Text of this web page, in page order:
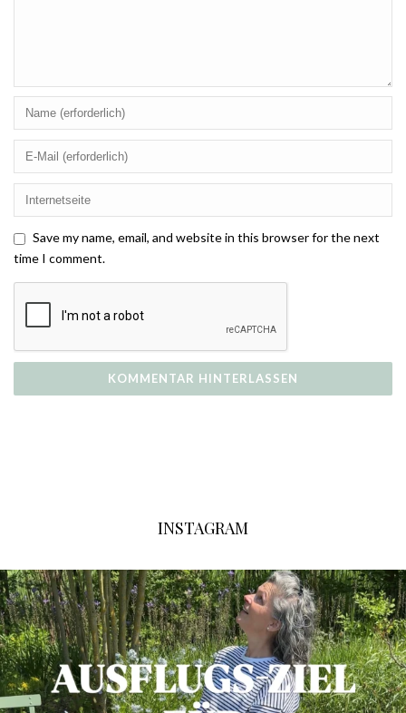
Save my name, email, and website in this browser for the next
time I comment.
INSTAGRAM